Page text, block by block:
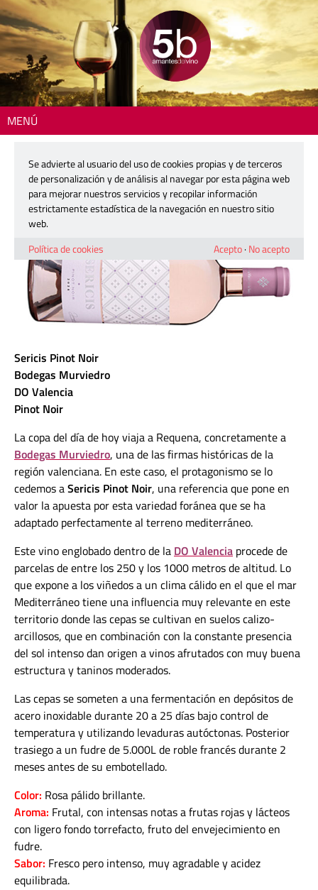
MENÚ
Sericis Pinot Noir
3 marzo, 2026
Sericis Pinot Noir
Bodegas Murviedro
DO Valencia
Pinot Noir
La copa del día de hoy viaja a Requena, concretamente a
Bodegas Murviedro, una de las firmas históricas de la
región valenciana. En este caso, el protagonismo se lo
cedemos aSericis Pinot Noir, una referencia que pone en
valor la apuesta por esta variedad foránea que se ha
adaptado perfectamente al terreno mediterráneo.
Este vino englobado dentro de la DO Valencia procede de
parcelas de entre los 250 y los 1000 metros de altitud. Lo
que expone a los viñedos a un clima cálido en el que el mar
Mediterráneo tiene una influencia muy relevante en este
territorio donde las cepas se cultivan en suelos calizo-
arcillosos, que en combinación con la constante presencia
del sol intenso dan origen a vinos afrutados con muy buena
estructura y taninos moderados.
Las cepas se someten a una fermentación en depósitos de
acero inoxidable durante 20 a 25 días bajo control de
temperatura y utilizando levaduras autóctonas. Posterior
trasiego a un fudre de 5.000L de roble francés durante 2
meses antes de su embotellado.
Color: Rosa pálido brillante.
Aroma: Frutal, con intensas notas a frutas rojas y lácteos
con ligero fondo torrefacto, fruto del envejecimiento en
fudre.
Sabor: Fresco pero intenso, muy agradable y acidez
equilibrada.
Se advierte al usuario del uso de cookies propias y de terceros
de personalización y de análisis al navegar por esta página web
para mejorar nuestros servicios y recopilar información
estrictamente estadística de la navegación en nuestro sitio
web.
Política de cookies
Acepto· No acepto